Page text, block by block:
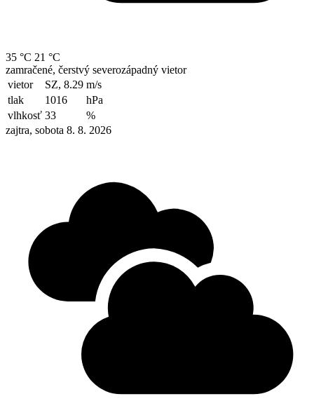
35 °C 21 °C
zamračené, čerstvý severozápadný vietor
vietor
SZ, 8.29 m/s
tlak
1016
hPa
vlhkosť 33
%
zajtra, sobota 8. 8. 2026